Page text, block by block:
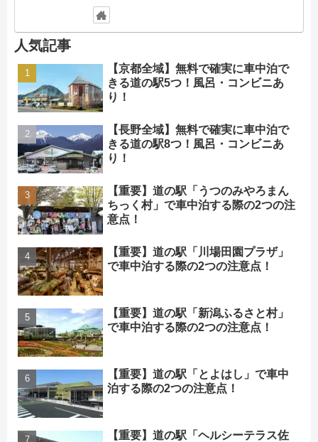
人気記事
【京都全域】無料で確実に車中泊で
きる道の駅5つ！風呂・コンビニあ
り！
【長野全域】無料で確実に車中泊で
きる道の駅8つ！風呂・コンビニあ
り！
【重要】道の駅「うつのみやろまん
ちっく村」で車中泊する際の2つの注
意点！
【重要】道の駅「川場田園プラザ」
で車中泊する際の2つの注意点！
【重要】道の駅「新潟ふるさと村」
で車中泊する際の2つの注意点！
【重要】道の駅「とよはし」で車中
泊する際の2つの注意点！
【重要】道の駅「ヘルシーテラス佐